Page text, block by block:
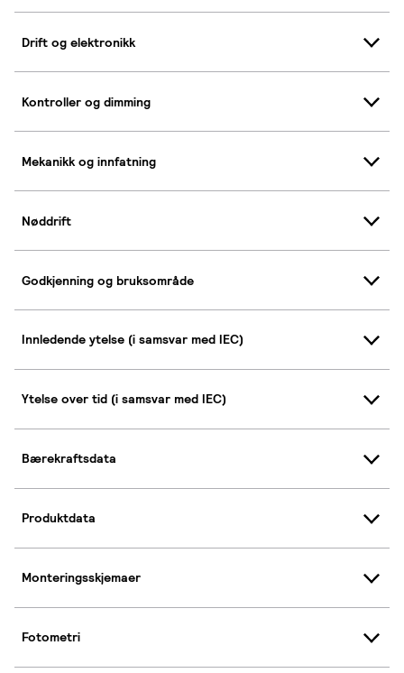
Drift og elektronikk
Kontroller og dimming
Mekanikk og innfatning
Nøddrift
Godkjenning og bruksområde
Innledende ytelse (i samsvar med IEC)
Ytelse over tid (i samsvar med IEC)
Bærekraftsdata
Produktdata
Monteringsskjemaer
Fotometri